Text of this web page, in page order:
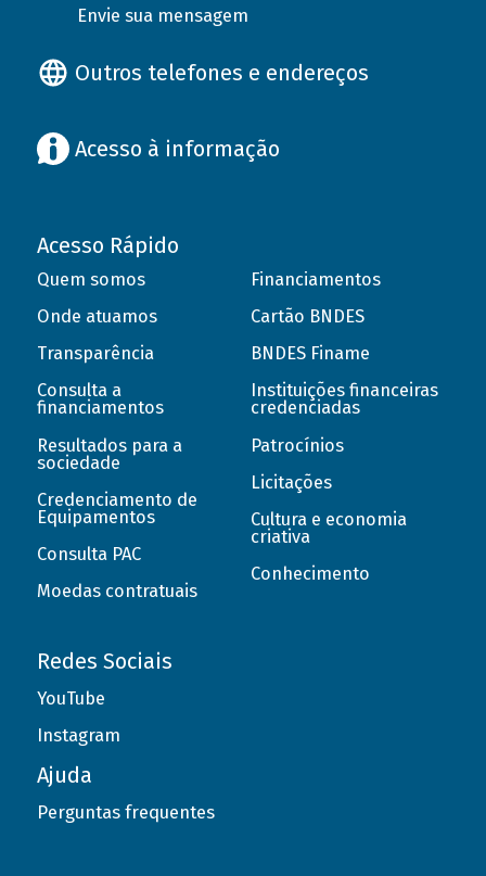
Envie sua mensagem
Outros telefones e endereços
Acesso à informação
Acesso Rápido
Quem somos
Onde atuamos
Transparência
Consulta a
financiamentos
Resultados para a
sociedade
Credenciamento de
Equipamentos
Consulta PAC
Moedas contratuais
Financiamentos
Cartão BNDES
BNDES Finame
Instituições financeiras
credenciadas
Patrocínios
Licitações
Cultura e economia
criativa
Conhecimento
Redes Sociais
YouTube
Instagram
Ajuda
Perguntas frequentes